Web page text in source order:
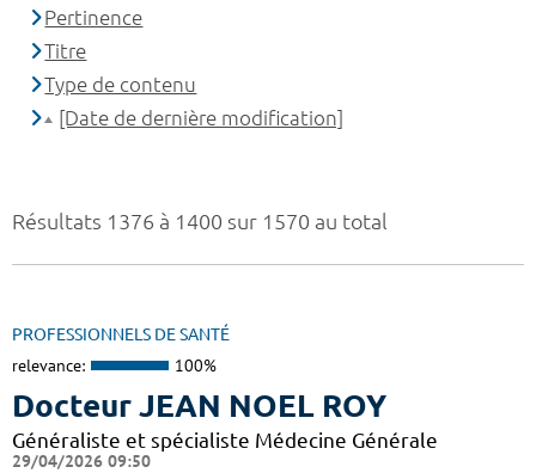
Résultats 1376 à 1400 sur 1570 au total
PROFESSIONNELS DE SANTÉ
relevance: 100%
Docteur JEAN NOEL ROY
Généraliste et spécialiste Médecine Générale
29/04/2026 09:50
Pertinence
Titre
Type de contenu
[Date de dernière modification]